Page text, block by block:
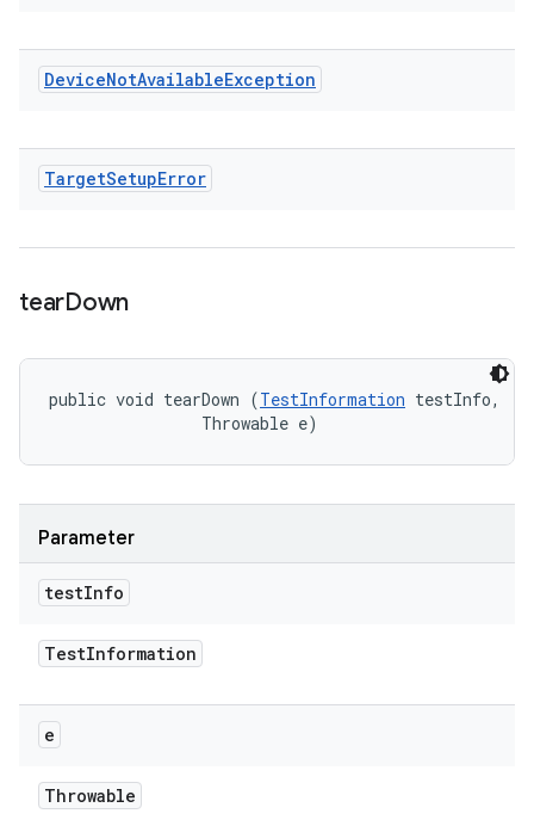
DeviceNotAvailableException
TargetSetupError
tearDown
public void tearDown (TestInformation testInfo,
                Throwable e)
Parameter
testInfo
TestInformation
e
Throwable